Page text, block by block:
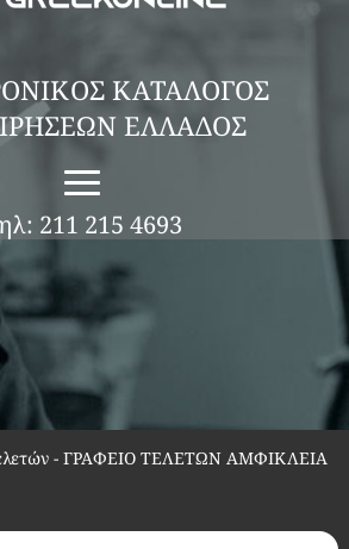
ΚΑΤΑΛΟΓΟΣ
ΕΛΛΑΔΟΣ
211 215 4693
- ΓΡΑΦΕΙΟ ΤΕΛΕΤΩΝ ΑΜΦΙΚΛΕΙΑ